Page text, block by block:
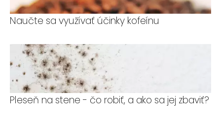
Naučte sa využívať účinky kofeínu
Pleseň na stene - čo robiť, a ako sa jej zbaviť?